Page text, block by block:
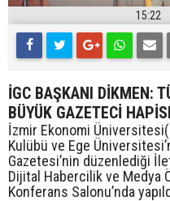
15:22
İGC BAŞKANI DİKMEN:
BÜYÜK GAZETECİ
İzmir Ekonomi
Kulübü ve Ege
Gazetesi’nin düzenlediği
Dijital Habercilik ve Medya
Konferans Salonu’nda